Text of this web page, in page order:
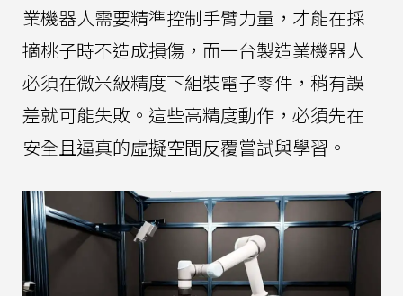
業機器人需要精準控制手臂力量，才能在採
摘桃子時不造成損傷，而一台製造業機器人
必須在微米級精度下組裝電子零件，稍有誤
差就可能失敗。這些高精度動作，必須先在
安全且逼真的虛擬空間反覆嘗試與學習。